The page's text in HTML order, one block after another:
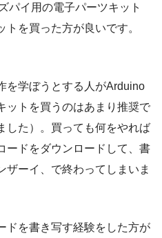
パイ用の電子パーツキット
を買った方が良いです。
を学ぼうとする人がArduino
ットを買うのはあまり推奨で
した）。買っても何をやれば
ードをダウンロードして、書
ザーイ、で終わってしまいま
ドを書き写す経験をした方が